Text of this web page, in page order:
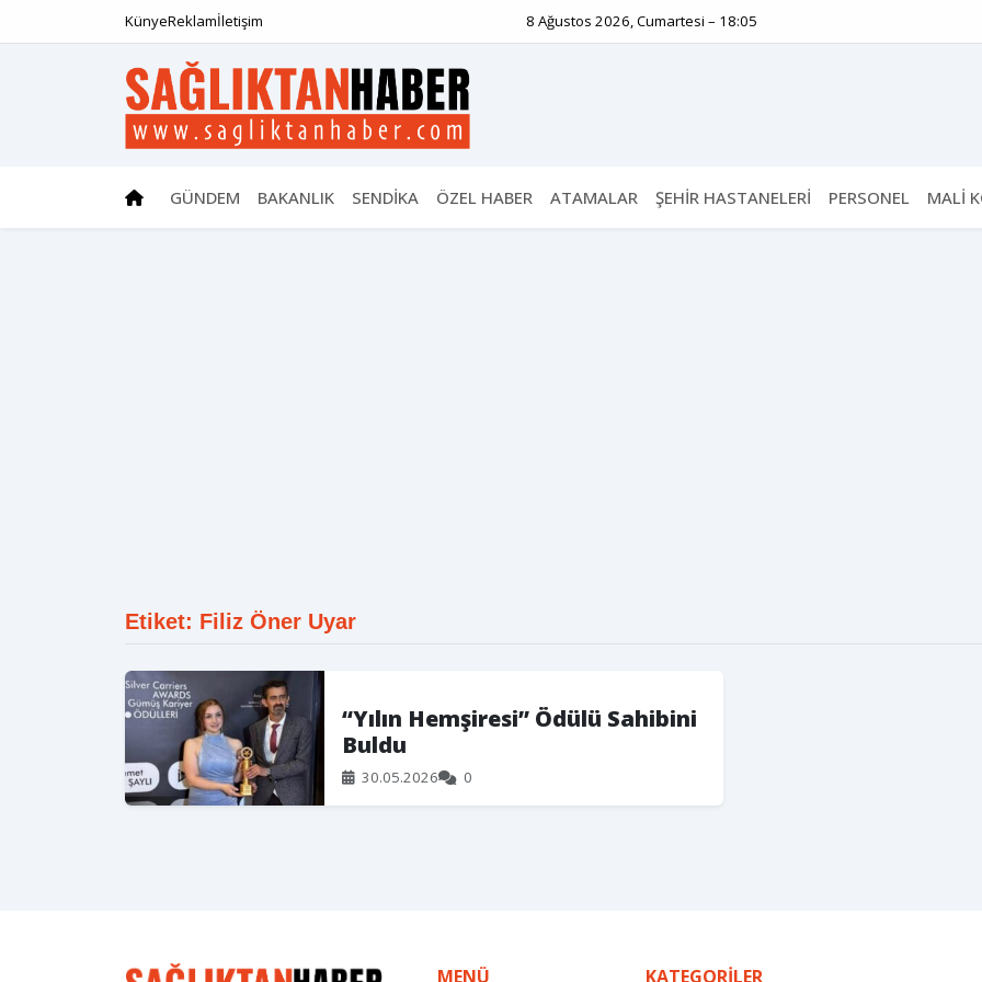
KünyeReklamİletişim 8 Ağustos 2026, Cumartesi – 18:05
GÜNDEM BAKANLIK SENDİKA ÖZEL HABER ATAMALAR ŞEHİR HASTANELERİ PERSONEL MALİ
Etiket: Filiz Öner Uyar
“Yılın Hemşiresi” Ödülü Sahibini
Buldu
30.05.2026 0
MENÜ KATEGORILER